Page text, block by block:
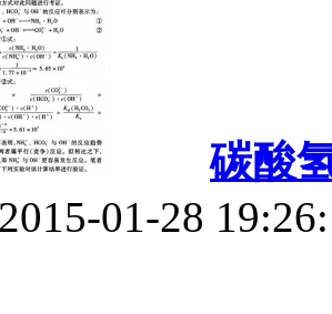
碳酸
2015-01-28